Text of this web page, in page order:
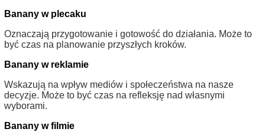
Banany w plecaku
Oznaczają przygotowanie i gotowość do działania. Może to
być czas na planowanie przyszłych kroków.
Banany w reklamie
Wskazują na wpływ mediów i społeczeństwa na nasze
decyzje. Może to być czas na refleksję nad własnymi
wyborami.
Banany w filmie